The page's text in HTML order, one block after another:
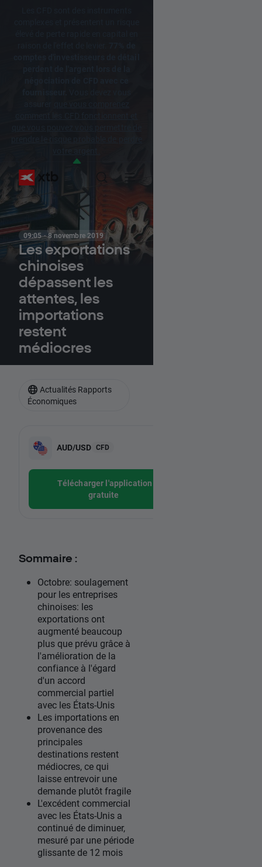
09:05 · 8 novembre 2019
Les exportations
chinoises
dépassent les
attentes, les
importations
restent
médiocres
AUD/USD CFD
Télécharger l'application
gratuite
Sommaire :
Octobre: soulagement
pour les entreprises
chinoises: les
exportations ont
augmenté beaucoup
plus que prévu grâce à
l'amélioration de la
confiance à l'égard
d'un accord
commercial partiel
avec les États-Unis
Les importations en
provenance des
principales
destinations restent
médiocres, ce qui
laisse entrevoir une
demande plutôt fragile
L'excédent commercial
avec les États-Unis a
continué de diminuer,
mesuré par une période
glissante de 12 mois
Actualités Rapports
Économiques